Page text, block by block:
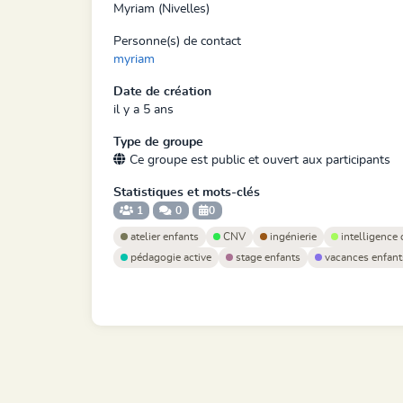
Myriam (Nivelles)
Personne(s) de contact
myriam
Date de création
il y a 5 ans
Type de groupe
Ce groupe est public et ouvert aux participants
Statistiques et mots-clés
1 0 0
atelier enfants CNV ingénierie intelligence
pédagogie active
stage enfants vacances